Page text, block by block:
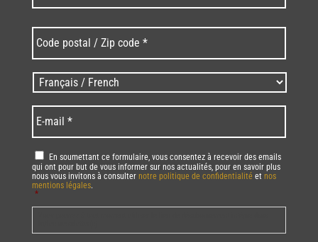
postal
/
Zip
code
* *
Langues
/
Language *
mail *
RGPD *
En soumettant ce formulaire, vous consentez à recevoir des emails
qui ont pour but de vous informer sur nos actualités, pour en savoir plus
nous vous invitons à consulter notre politique de confidentialité et nos
mentions légales.
*